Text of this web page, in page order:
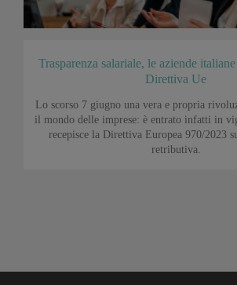
Trasparenza salariale, le aziende
Direttiva Ue
Lo scorso 7 giugno una vera e propria
il mondo delle imprese: è entrato infatti in
recepisce la Direttiva Europea 970/2023
retributiva.